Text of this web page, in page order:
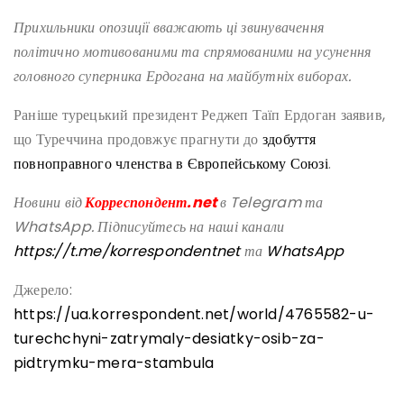
Прихильники опозиції вважають ці звинувачення
політично мотивованими та спрямованими на усунення
головного суперника Ердогана на майбутніх виборах.
Раніше турецький президент Реджеп Таїп Ердоган заявив,
що Туреччина продовжує прагнути до здобуття
повноправного членства в Європейському Союзі.
Новини відКорреспондент.netв Telegram та
WhatsApp. Підписуйтесь на наші канали
https://t.me/korrespondentnetта WhatsApp
Джерело:
https://ua.korrespondent.net/world/4765582-u-
turechchyni-zatrymaly-desiatky-osib-za-
pidtrymku-mera-stambula